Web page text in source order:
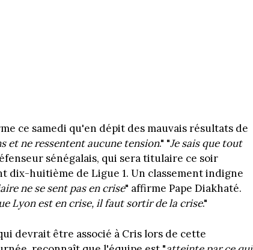
ce samedi qu'en dépit des mauvais résultats de
et ne ressentent aucune tension." "Je sais que tout
sénégalais, qui sera titulaire ce soir
dix-huitième de Ligue 1. Un classement indigne
ne se sent pas en crise" affirme Pape Diakhaté.
Lyon est en crise, il faut sortir de la crise."
devrait être associé à Cris lors de cette